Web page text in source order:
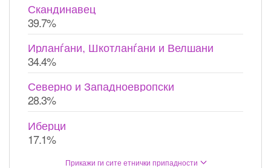
Скандинавец
39.7%
Ирланѓани, Шкотланѓани и Велшани
34.4%
Северно и Западноевропски
28.3%
Иберци
17.1%
Прикажи ги сите етнички припадности